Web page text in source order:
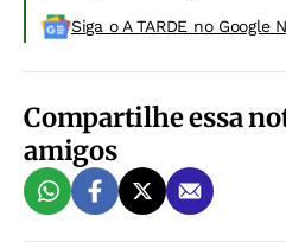
Siga o A TARDE no Google
Compartilhe essa
amigos